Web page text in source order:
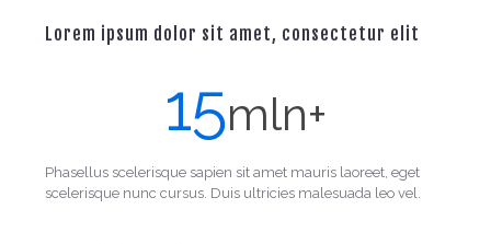
Lorem ipsum dolor sit amet, consectetur elit
15mln+
Phasellus scelerisque sapien sit amet mauris laoreet, eget
scelerisque nunc cursus. Duis ultricies malesuada leo vel.